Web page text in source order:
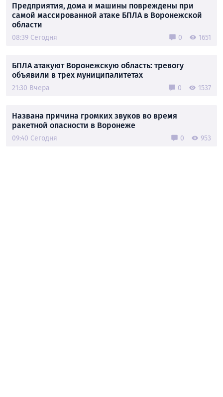
Предприятия, дома и машины повреждены при
самой массированной атаке БПЛА в Воронежской
области
08:39 Сегодня 0 1651
БПЛА атакуют Воронежскую область: тревогу
объявили в трех муниципалитетах
21:30 Вчера 0 1537
Названа причина громких звуков во время
ракетной опасности в Воронеже
09:40 Сегодня 0 953